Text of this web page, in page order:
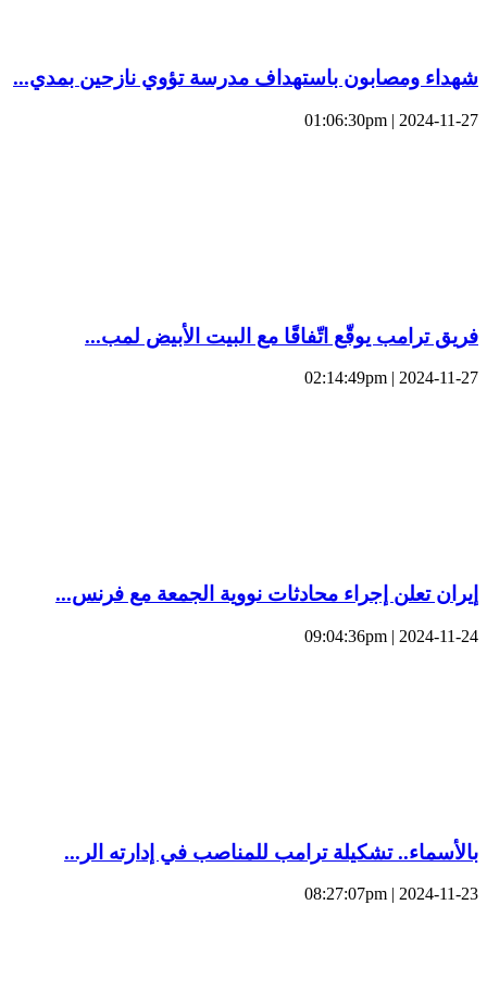
شهداء ومصابون باستهداف مدرسة تؤوي نازحين بمدي...
2024-11-27 | 01:06:30pm
فريق ترامب يوقّع اتّفاقًا مع البيت الأبيض لمب...
2024-11-27 | 02:14:49pm
إيران تعلن إجراء محادثات نووية الجمعة مع فرنس...
2024-11-24 | 09:04:36pm
بالأسماء.. تشكيلة ترامب للمناصب في إدارته الر...
2024-11-23 | 08:27:07pm